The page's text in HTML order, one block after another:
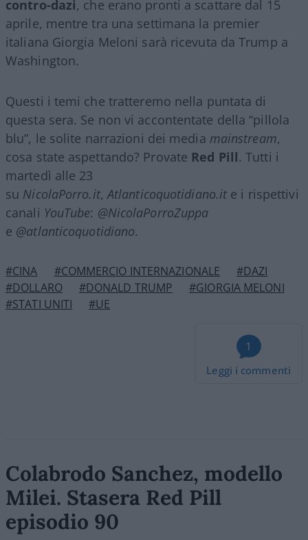
contro-dazi, che erano pronti a scattare dal 15
aprile, mentre tra una settimana la premier
italiana Giorgia Meloni sarà ricevuta da Trump a
Washington.
Questi i temi che tratteremo nella puntata di
questa sera. Se non vi accontentate della “pillola
blu”, le solite narrazioni dei media mainstream,
cosa state aspettando? Provate Red Pill. Tutti i
martedì alle 23
su NicolaPorro.it,Atlanticoquotidiano.it e i rispettivi
canali YouTube: @NicolaPorroZuppa
e @atlanticoquotidiano.
#CINA #COMMERCIO INTERNAZIONALE
#DAZI
#DOLLARO
#DONALD TRUMP
#GIORGIA MELONI
#STATI UNITI
#UE
1
Leggi i commenti
Colabrodo Sanchez, modello
Milei. Stasera Red Pill
episodio 90